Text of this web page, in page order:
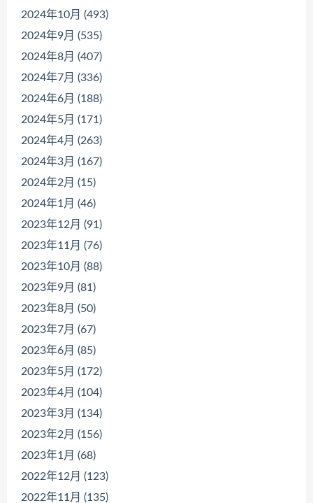
2024年10月 (493)
2024年9月 (535)
2024年8月 (407)
2024年7月 (336)
2024年6月 (188)
2024年5月 (171)
2024年4月 (263)
2024年3月 (167)
2024年2月 (15)
2024年1月 (46)
2023年12月 (91)
2023年11月 (76)
2023年10月 (88)
2023年9月 (81)
2023年8月 (50)
2023年7月 (67)
2023年6月 (85)
2023年5月 (172)
2023年4月 (104)
2023年3月 (134)
2023年2月 (156)
2023年1月 (68)
2022年12月 (123)
2022年11月 (135)